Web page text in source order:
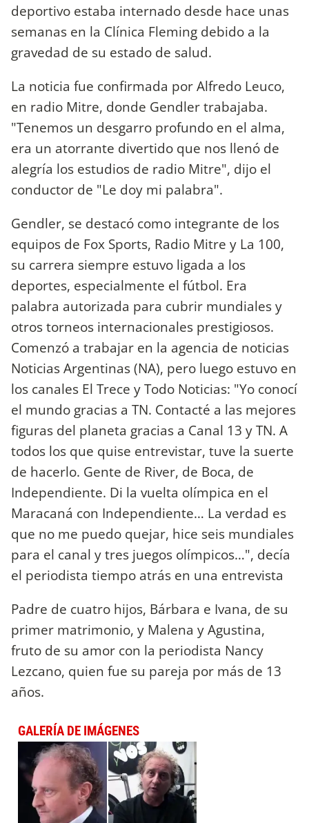
deportivo estaba internado desde hace unas
semanas en la Clínica Fleming debido a la
gravedad de su estado de salud.
La noticia fue confirmada por Alfredo Leuco,
en radio Mitre, donde Gendler trabajaba.
"Tenemos un desgarro profundo en el alma,
era un atorrante divertido que nos llenó de
alegría los estudios de radio Mitre", dijo el
conductor de "Le doy mi palabra".
Gendler, se destacó como integrante de los
equipos de Fox Sports, Radio Mitre y La 100,
su carrera siempre estuvo ligada a los
deportes, especialmente el fútbol. Era
palabra autorizada para cubrir mundiales y
otros torneos internacionales prestigiosos.
Comenzó a trabajar en la agencia de noticias
Noticias Argentinas (NA), pero luego estuvo en
los canales El Trece y Todo Noticias: "Yo conocí
el mundo gracias a TN. Contacté a las mejores
figuras del planeta gracias a Canal 13 y TN. A
todos los que quise entrevistar, tuve la suerte
de hacerlo. Gente de River, de Boca, de
Independiente. Di la vuelta olímpica en el
Maracaná con Independiente… La verdad es
que no me puedo quejar, hice seis mundiales
para el canal y tres juegos olímpicos…", decía
el periodista tiempo atrás en una entrevista
Padre de cuatro hijos, Bárbara e Ivana, de su
primer matrimonio, y Malena y Agustina,
fruto de su amor con la periodista Nancy
Lezcano, quien fue su pareja por más de 13
años.
GALERÍA DE IMÁGENES